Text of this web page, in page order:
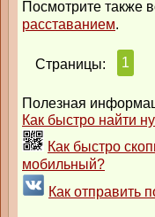
Посмотрите также
расставанием.
Страницы: 1
Полезная
Как быстро найти
Как быстро
мобильный?
Как отправить